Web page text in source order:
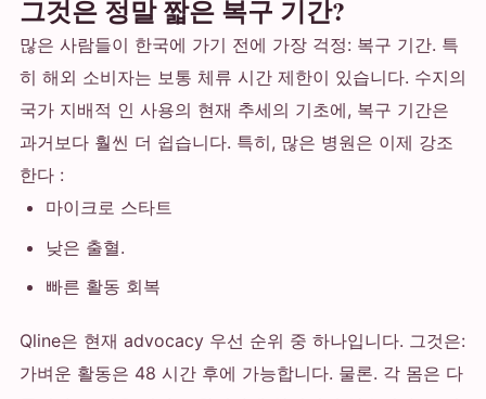
그것은 정말 짧은 복구 기간?
많은 사람들이 한국에 가기 전에 가장 걱정: 복구 기간. 특
히 해외 소비자는 보통 체류 시간 제한이 있습니다. 수지의
국가 지배적 인 사용의 현재 추세의 기초에, 복구 기간은
과거보다 훨씬 더 쉽습니다. 특히, 많은 병원은 이제 강조
한다 :
마이크로 스타트
낮은 출혈.
빠른 활동 회복
Qline은 현재 advocacy 우선 순위 중 하나입니다. 그것은:
가벼운 활동은 48 시간 후에 가능합니다. 물론. 각 몸은 다